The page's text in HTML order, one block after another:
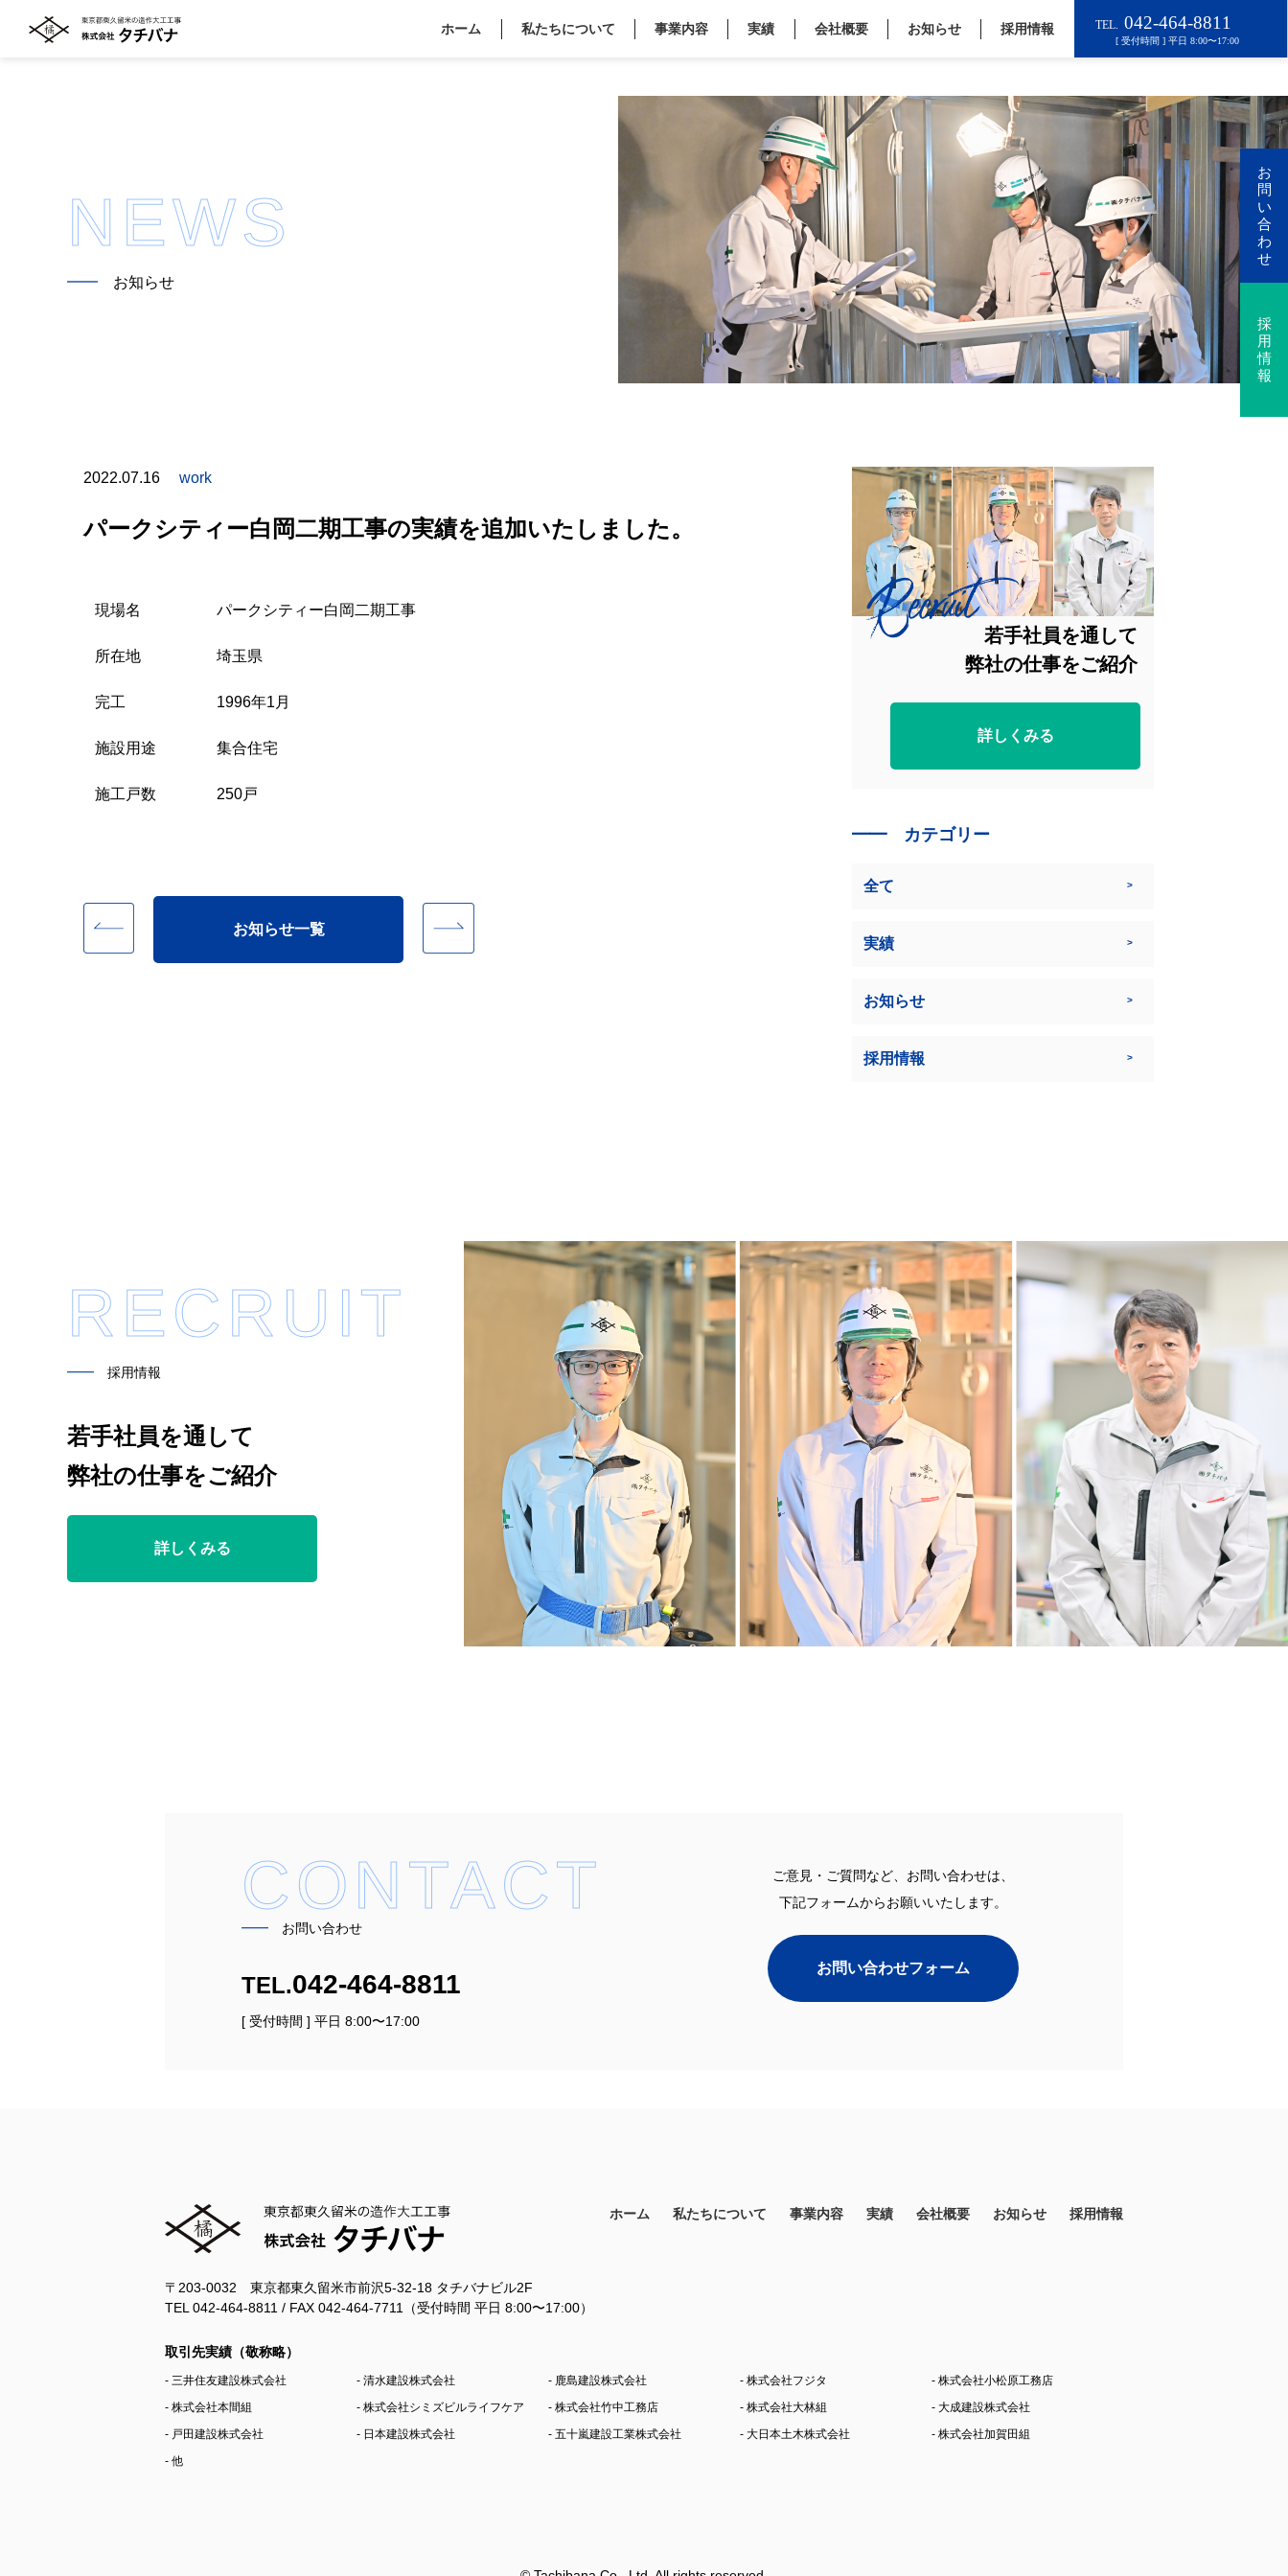
ホーム 私たちについて 事業内容 実績 会社概要 お知らせ 採用情報
お
問
い
合
わ
せ
採
用
情
報
NEWS
━━ お知らせ
2022.07.16 work
パークシティー白岡二期工事の実績を追加いたしました。
現場名 パークシティー白岡二期工事
所在地 埼玉県
完工 1996年1月
施設用途 集合住宅
施工戸数 250戸
お知らせ一覧
若手社員を通して
弊社の仕事をご紹介
詳しくみる
━━カテゴリー
全て
実績
お知らせ
採用情報
RECRUIT
━━ 採用情報
若手社員を通して
弊社の仕事をご紹介
詳しくみる
CONTACT
━━ お問い合わせ
TEL.042-464-8811
[ 受付時間 ] 平日 8:00〜17:00
ご意見・ご質問など、お問い合わせは、
下記フォームからお願いいたします。
お問い合わせフォーム
ホーム 私たちについて 事業内容 実績 会社概要 お知らせ 採用情報
〒203-0032 東京都東久留米市前沢5-32-18 タチバナビル2F
TEL 042-464-8811 / FAX 042-464-7711（受付時間 平日 8:00〜17:00）
取引先実績（敬称略）
- 三井住友建設株式会社 - 清水建設株式会社 - 鹿島建設株式会社 - 株式会社フジタ
- 株式会社小松原工務店
- 株式会社本間組
- 株式会社シミズビルライフケア - 株式会社竹中工務店 - 株式会社大林組
- 大成建設株式会社
- 戸田建設株式会社
- 日本建設株式会社 - 五十嵐建設工業株式会社 - 大日本土木株式会社
- 株式会社加賀田組
- 他